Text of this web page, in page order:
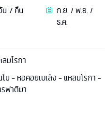
น7คืน
ก.ย. / พ.ย. /
ธ.ค.
มโรกา
ม - หอคอยเบเล็ง - แหลมโรกา -
ฟาติมา